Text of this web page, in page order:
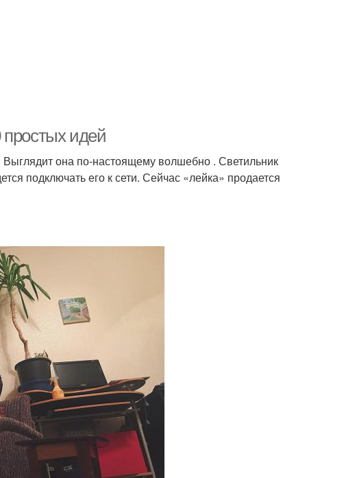
идей
она по-настоящему волшебно . Светильник
подключать его к сети. Сейчас «лейка» продается